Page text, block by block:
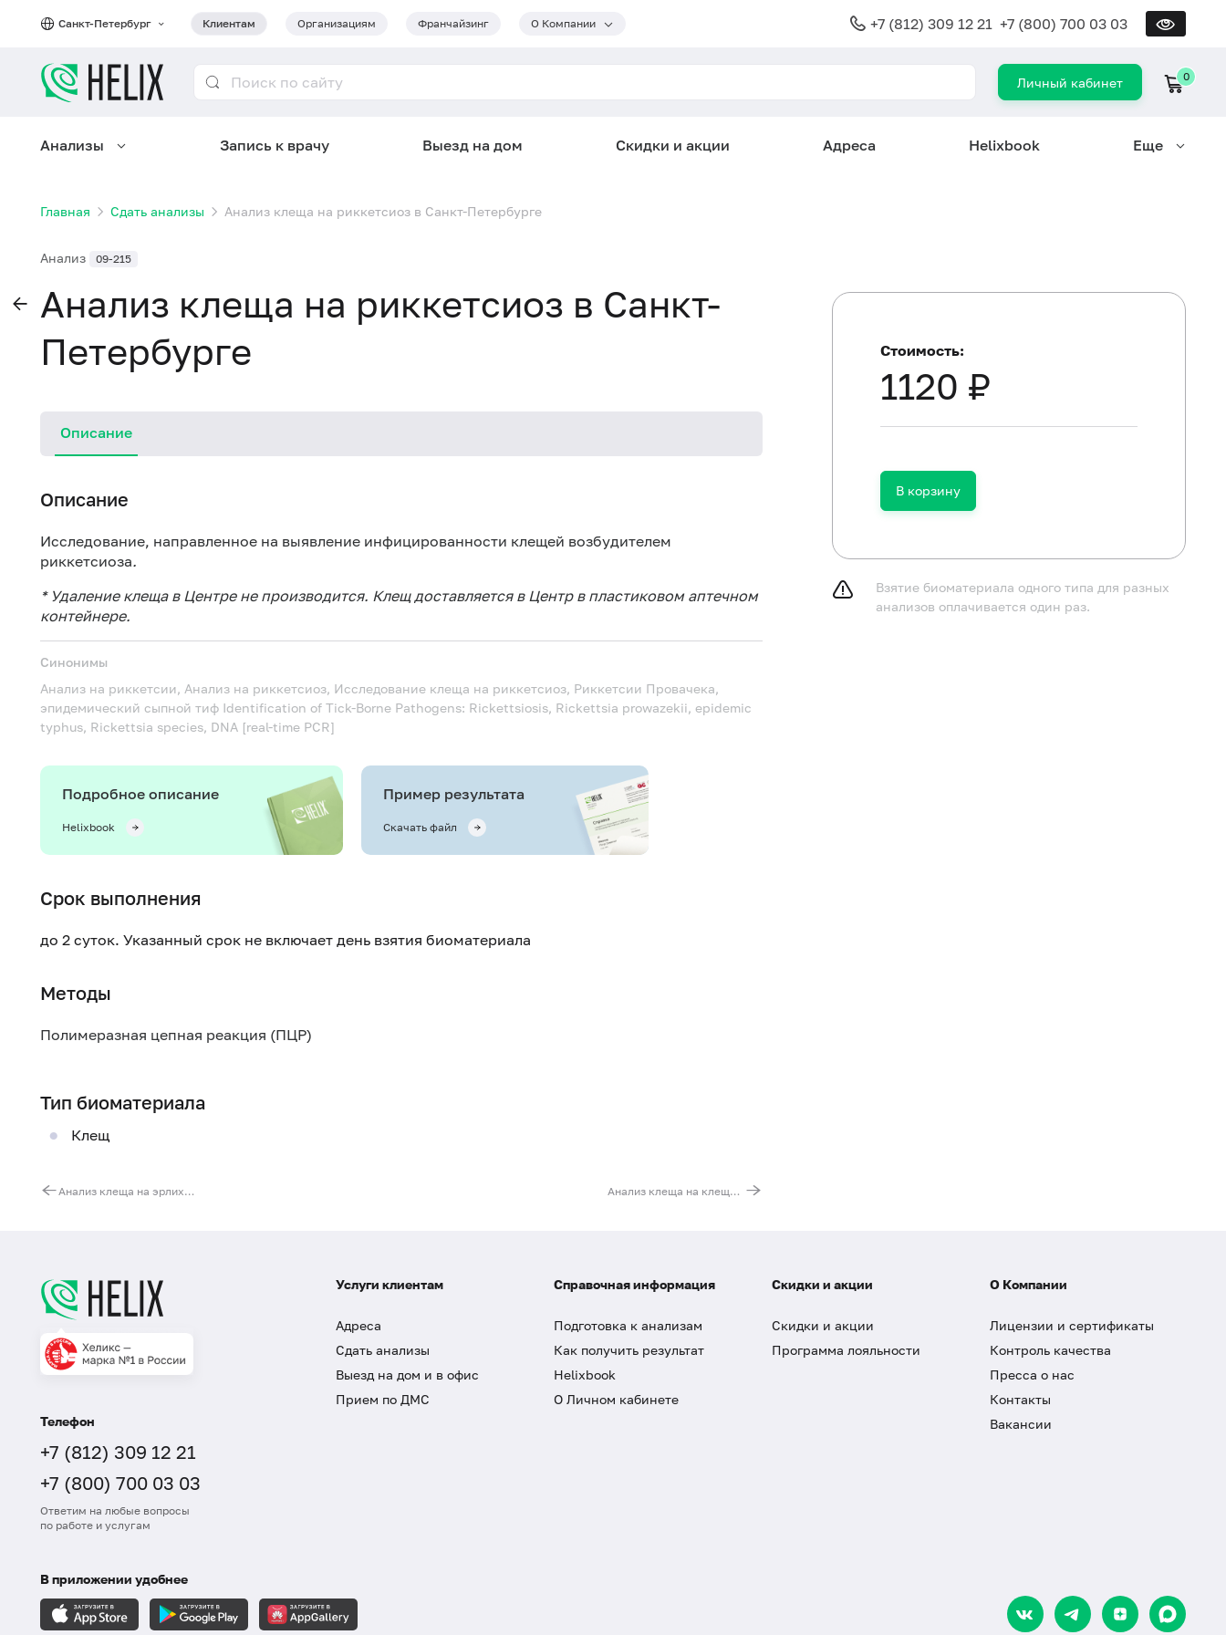
Санкт-Петербург Клиентам Организациям Франчайзинг О Компании +7 (812) 309 12 21 +7 (800) 700 03 03
Личный кабинет 0
Анализы Запись к врачу Выезд на дом Скидки и акции Адреса Helixbook Еще
Главная Сдать анализы Анализ клеща на риккетсиоз в Санкт-Петербурге
Анализ 09-215
Анализ клеща на риккетсиоз в Санкт-
Петербурге
Описание
Описание
Исследование, направленное на выявление инфицированности клещей возбудителем
риккетсиоза.
* Удаление клеща в Центре не производится. Клещ доставляется в Центр в пластиковом аптечном
контейнере.
Синонимы
Анализ на риккетсии, Анализ на риккетсиоз, Исследование клеща на риккетсиоз, Риккетсии Провачека,
эпидемический сыпной тиф Identification of Tick-Borne Pathogens: Rickettsiosis, Rickettsia prowazekii, epidemic
typhus, Rickettsia species, DNA [real-time PCR]
Подробное описание
Helixbook
Пример результата
Скачать файл
Срок выполнения
до 2 суток. Указанный срок не включает день взятия биоматериала
Методы
Полимеразная цепная реакция (ПЦР)
Тип биоматериала
Клещ
Анализ клеща на эрлихиоз Анализ клеща на клещевой энцефалит
Стоимость:
1120 ₽
В корзину
Взятие биоматериала одного типа для разных
анализов оплачивается один раз.
Телефон
+7 (812) 309 12 21
+7 (800) 700 03 03
Ответим на любые вопросы
по работе и услугам
Услуги клиентам
Адреса
Сдать анализы
Выезд на дом и в офис
Прием по ДМС
Справочная информация
Подготовка к анализам
Как получить результат
Helixbook
О Личном кабинете
Скидки и акции
Скидки и акции
Программа лояльности
О Компании
Лицензии и сертификаты
Контроль качества
Пресса о нас
Контакты
Вакансии
В приложении удобнее